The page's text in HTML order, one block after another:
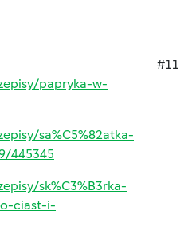
#11
papryka-w-
sa%C5%82atka-
445345
sk%C3%B3rka-
ciast-i-